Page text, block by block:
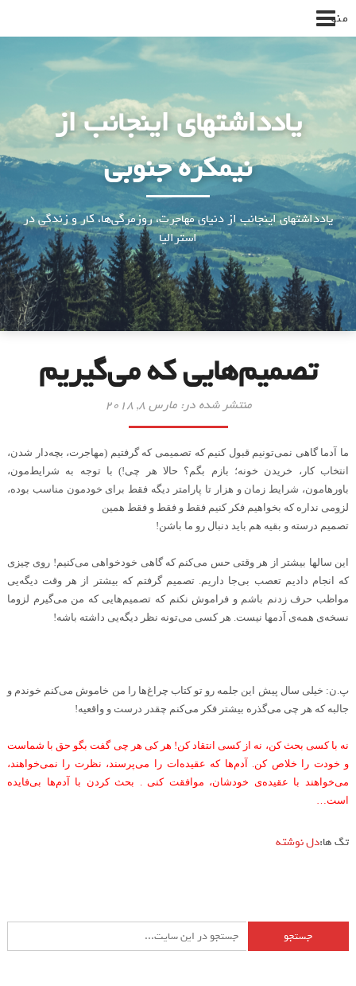
پرش
به
محتوا
منو
یادداشتهای اینجانب از
نیمکره جنوبی
یادداشتهای اینجانب از دنیای مهاجرت، روزمرگی‌ها، کار و زندگی در
استرالیا
تصمیم‌هایی که می‌گیریم
منتشر شده در: مارس 8, 2018
ما آدما گاهی نمی‌تونیم قبول کنیم که تصمیمی که گرفتیم (مهاجرت، بچه‌دار شدن،
انتخاب کار، خریدن خونه؛ بازم بگم؟ حالا هر چی!) با توجه به شرایط‌مون،
باورهامون، شرایط زمان و هزار تا پارامتر دیگه فقط برای خودمون مناسب بوده،
لزومی نداره که بخواهیم فکر کنیم فقط و فقط و فقط همین
تصمیم درسته و بقیه هم باید دنبال رو ما باشن!
این سالها بیشتر از هر وقتی حس می‌کنم که گاهی خودخواهی می‌کنیم! روی چیزی
که انجام دادیم تعصب بی‌جا داریم. تصمیم گرفتم که بیشتر از هر وقت دیگه‌یی
مواظب حرف زدنم باشم و فراموش نکنم که تصمیم‌هایی که من می‌گیرم لزوما
نسخه‌ی همه‌ی آدمها نیست. هر کسی می‌تونه نظر دیگه‌یی داشته باشه!
پ.ن: خیلی سال پیش این جلمه رو تو کتاب چراغ‌ها را من خاموش می‌کنم خوندم و
جالبه که هر چی می‌گذره بیشتر فکر می‌کنم چقدر درست و واقعیه!
نه با کسی بحث کن، نه از کسی انتقاد کن! هر کی هر چی گفت بگو حق با شماست
و خودت را خلاص کن. آدم‌ها که عقیده‌ات را می‌پرسند، نظرت را نمی‌خواهند،
می‌خواهند با عقیده‌ی خودشان، موافقت کنی . بحث کردن با آدم‌ها بی‌فایده
است…
تگ ها:دل نوشته